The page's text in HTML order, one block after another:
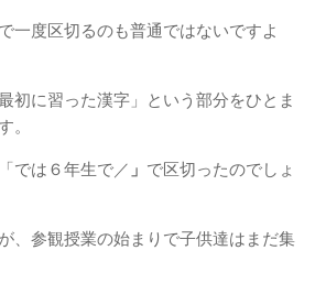
で一度区切るのも普通ではないですよ
初に習った漢字」という部分をひとま
。
では６年生で／ 」 で区切ったのでしょ
、参観授業の始まりで子供達はまだ集